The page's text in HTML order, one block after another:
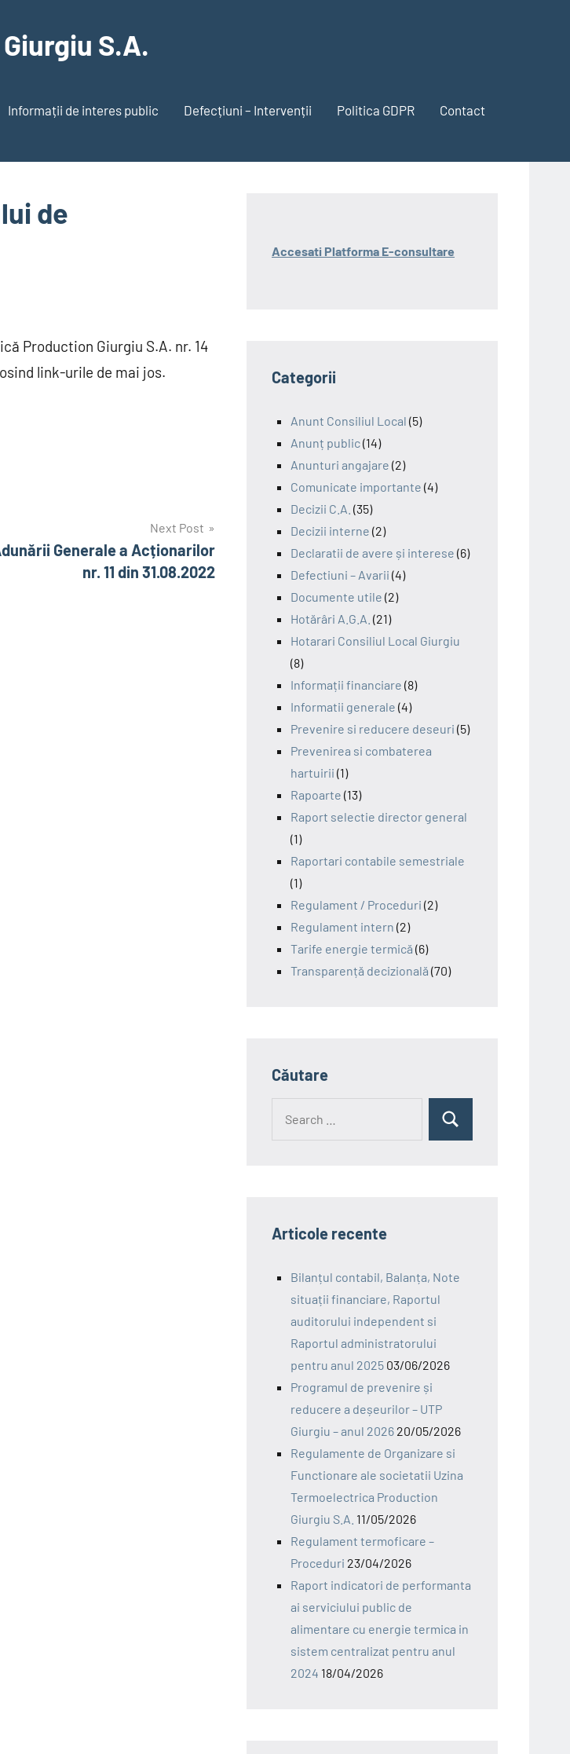
S.A.
Informații de interes public Defecțiuni – Intervenții Politica GDPR Contact
de
Production Giurgiu S.A. nr. 14
link-urile de mai jos.
Next Post
Generale a Acționarilor
nr. 11 din 31.08.2022
Accesati Platforma E-consultare
Categorii
Anunt Consiliul Local (5)
Anunț public(14)
Anunturi angajare (2)
Comunicate importante (4)
Decizii C.A. (35)
Decizii interne (2)
Declaratii de avere și interese (6)
Defectiuni – Avarii (4)
Documente utile (2)
Hotărâri A.G.A. (21)
Hotarari Consiliul Local Giurgiu
(8)
Informații financiare (8)
Informatii generale (4)
Prevenire si reducere deseuri (5)
Prevenirea si combaterea
hartuirii (1)
Rapoarte (13)
Raport selectie director general
(1)
Raportari contabile semestriale
(1)
Regulament / Proceduri (2)
Regulament intern (2)
Tarife energie termică (6)
Transparență decizională (70)
Căutare
Search
Articole recente
Bilanțul contabil, Balanța, Note
situații financiare, Raportul
auditorului independent si
Raportul administratorului
pentru anul 2025 03/06/2026
Programul de prevenire și
reducere a deșeurilor – UTP
Giurgiu – anul 2026 20/05/2026
Regulamente de Organizare si
Functionare ale societatii Uzina
Termoelectrica Production
Giurgiu S.A. 11/05/2026
Regulament termoficare –
Proceduri 23/04/2026
Raport indicatori de performanta
ai serviciului public de
alimentare cu energie termica in
sistem centralizat pentru anul
2024 18/04/2026